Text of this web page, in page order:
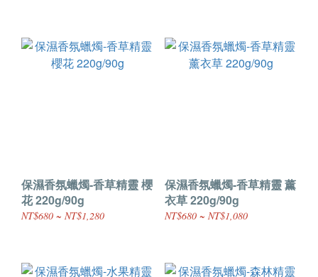
保濕香氛蠟燭-香草精靈 櫻
花 220g/90g
NT$680 ~ NT$1,280
保濕香氛蠟燭-香草精靈 薰
衣草 220g/90g
NT$680 ~ NT$1,080